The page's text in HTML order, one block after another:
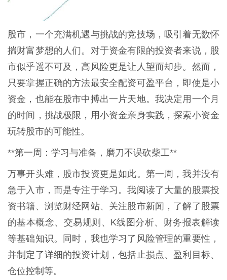
股市，一个充满机遇与挑战的竞技场，吸引着无数怀
揣财富梦想的人们。对于资金有限的投资者来说，股
市似乎遥不可及，高风险更是让人望而却步。然而，
只要掌握正确的方法最安全配资可盈平台，即使是小
资金，也能在股市中搏出一片天地。我决定用一个月
的时间，挑战极限，用小资金亲身实践，探索小资金
玩转股市的可能性。
**第一周：学习与准备，磨刀不误砍柴工**
万事开头难，股市投资更是如此。第一周，我并没有
急于入市，而是专注于学习。我阅读了大量的股票投
资书籍、浏览财经网站、关注股市新闻，了解了股票
的基本概念、交易规则、K线图分析、财务报表解读
等基础知识。同时，我也学习了风险管理的重要性，
并制定了详细的投资计划，包括止损点、盈利目标、
仓位控制等。